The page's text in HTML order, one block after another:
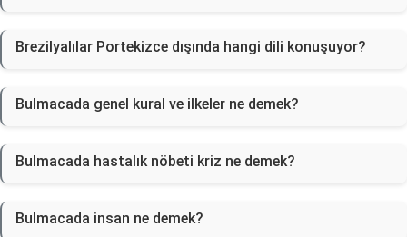
Brezilyalılar Portekizce dışında hangi dili konuşuyor?
Bulmacada genel kural ve ilkeler ne demek?
Bulmacada hastalık nöbeti kriz ne demek?
Bulmacada insan ne demek?